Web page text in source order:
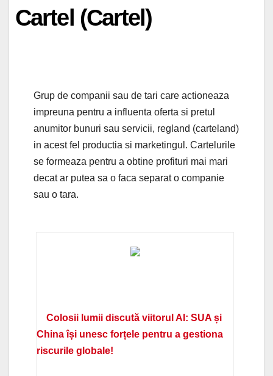
Cartel (Cartel)
Grup de companii sau de tari care actioneaza
impreuna pentru a influenta oferta si pretul
anumitor bunuri sau servicii, regland (carteland)
in acest fel productia si marketingul. Cartelurile
se formeaza pentru a obtine profituri mai mari
decat ar putea sa o faca separat o companie
sau o tara.
Colosii lumii discută viitorul AI: SUA și
China își unesc forțele pentru a gestiona
riscurile globale!